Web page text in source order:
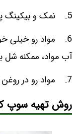
5. نمک و بیکینگ پودر رو اضافه و مخلوط کنید.
6. مواد رو خیلی
آب مواد، ممکنه شل
7. مواد رو در روغن داغ سرخ کنید.
روش تهیه سوپ